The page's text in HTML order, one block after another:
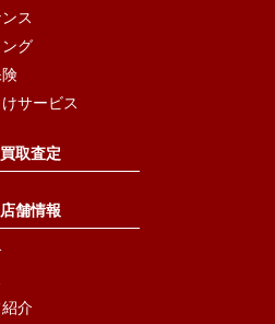
ス
グ
サービス
買取査定
店舗情報
介